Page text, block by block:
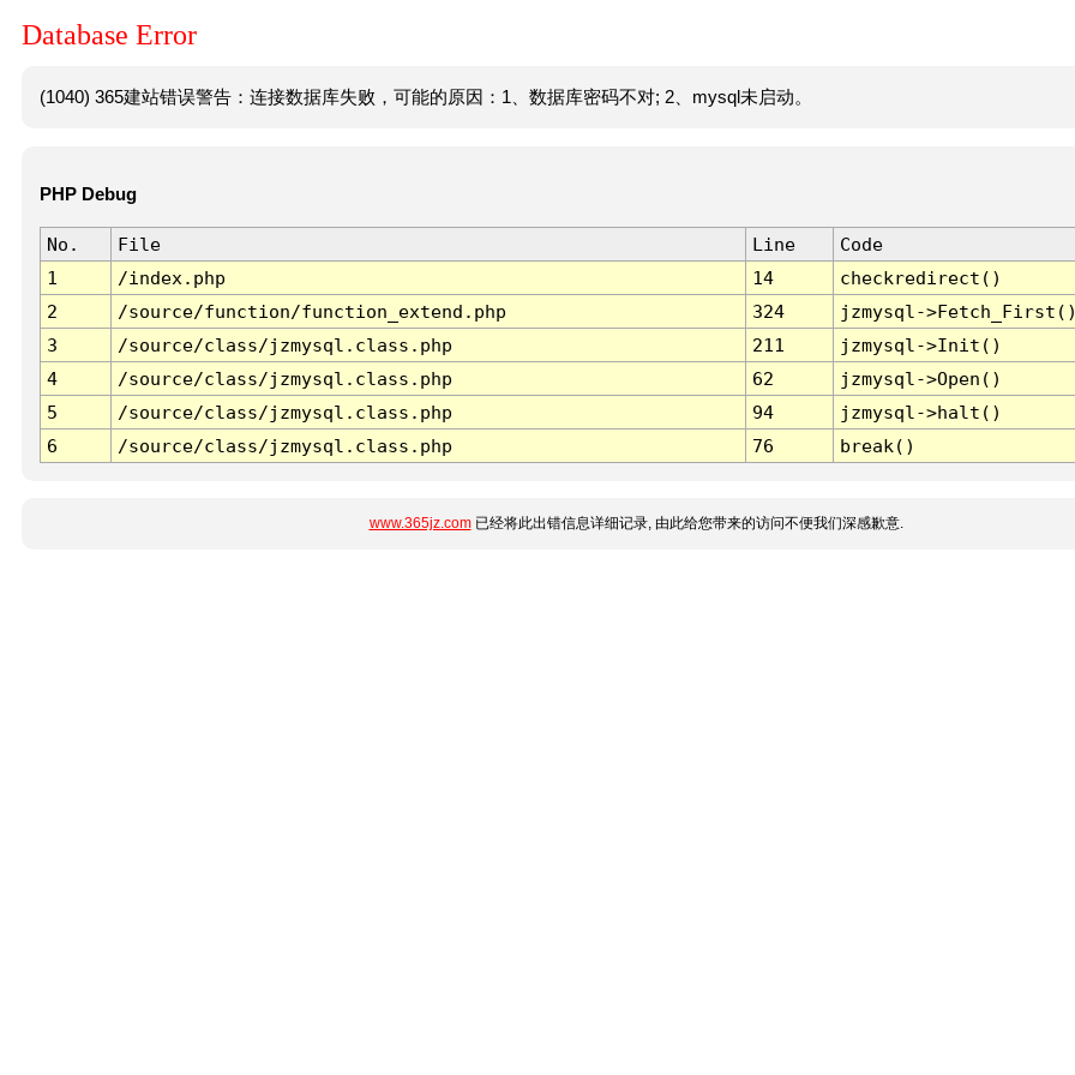
Database Error
(1040) 365建站错误警告：连接数据库失败，可能的原因：1、数据库密码不对; 2、mysql未启动。
PHP Debug
No. File Line
Code
1
/index.php 14
checkredirect()
2
/source/function/function_extend.php 324
jzmysql-
3
/source/class/jzmysql.class.php 211
jzmysql->Init()
4
/source/class/jzmysql.class.php 62
jzmysql->Open()
5
/source/class/jzmysql.class.php 94
jzmysql->halt()
6
/source/class/jzmysql.class.php 76 break()
www.365jz.com已经将此出错信息详细记录, 由此给您带来的访问不便我们深感歉意.